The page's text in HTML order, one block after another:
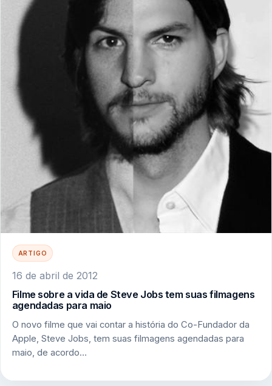
ARTIGO
16 de abril de 2012
Filme sobre a vida de Steve Jobs tem suas filmagens
agendadas para maio
O novo filme que vai contar a história do Co-Fundador da
Apple, Steve Jobs, tem suas filmagens agendadas para
maio, de acordo…